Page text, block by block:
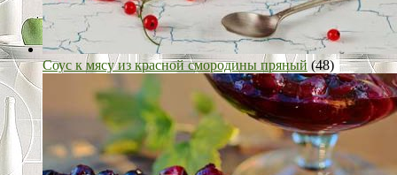
Соус к мясу из красной смородины пряный (48)